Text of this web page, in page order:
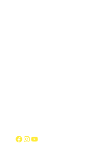
Facebook
Instagram
YouTube